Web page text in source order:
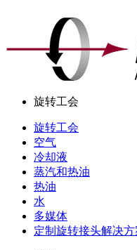
旋转工会
旋转工会
空气
冷却液
蒸汽和热油
热油
水
多媒体
定制旋转接头解决方